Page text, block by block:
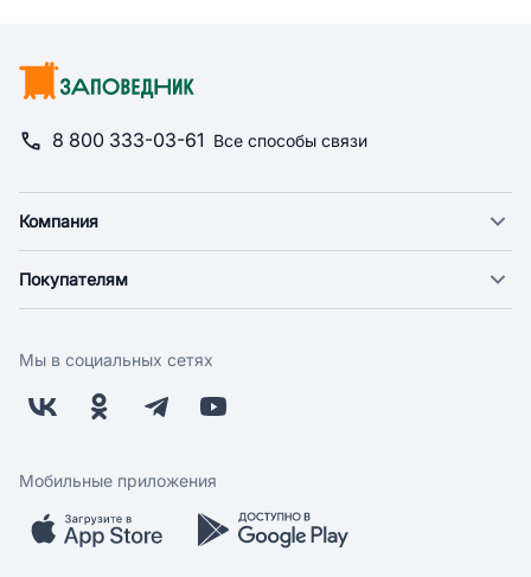
8 800 333-03-61 Все способы связи
Компания
Новости
Поставщикам
Заводчикам
Обратная связь
Покупателям
Оплата
Бонусная программа
Скидки и акции
Мобильное приложение
Мы в социальных сетях
Мобильные приложения